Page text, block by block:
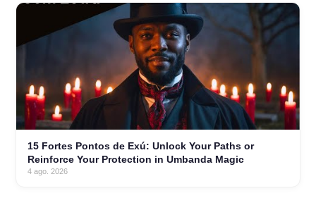
15 Fortes Pontos de Exú: Unlock Your Paths or
Reinforce Your Protection in Umbanda Magic
4 ago. 2026